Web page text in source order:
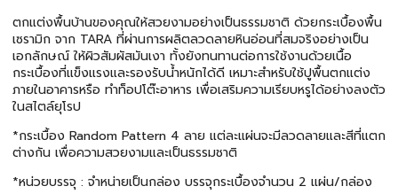
ตกแต่งพื้นบ้านของคุณให้สวยงามอย่างเป็นธรรมชาติ ด้วยกระเบื้องพื้น
เซรามิก จาก TARA ที่ผ่านการผลิตลวดลายหินอ่อนที่สมจริงอย่างเป็น
เอกลักษณ์ ให้ผิวสัมผัสมันเงา ทั้งยังทนทานต่อการใช้งานด้วยเนื้อ
กระเบื้องที่แข็งแรงและรองรับน้ำหนักได้ดี เหมาะสำหรับใช้ปูพื้นตกแต่ง
ภายในอาคารหรือ ทำท็อปโต๊ะอาหาร เพื่อเสริมความเรียบหรูได้อย่างลงตัว
ในสไตล์ยุโรป
*กระเบื้อง Random Pattern 4 ลาย แต่ละแผ่นจะมีลวดลายและสีที่แตก
ต่างกัน เพื่อความสวยงามและเป็นธรรมชาติ
*หน่วยบรรจุ : จำหน่ายเป็นกล่อง บรรจุกระเบื้องจำนวน 2 แผ่น/กล่อง